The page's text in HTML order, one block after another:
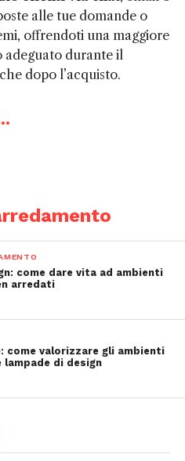
alle tue domande o
offrendoti una maggiore
durante il
dopo l’acquisto.
come dare vita ad ambienti
arredati
come valorizzare gli ambienti
lampade di design